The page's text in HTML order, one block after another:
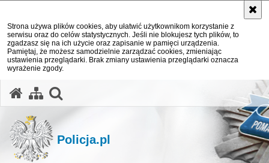
Strona używa plików cookies, aby ułatwić użytkownikom korzystanie z
serwisu oraz do celów statystycznych. Jeśli nie blokujesz tych plików, to
zgadzasz się na ich użycie oraz zapisanie w pamięci urządzenia.
Pamiętaj, że możesz samodzielnie zarządzać cookies, zmieniając
ustawienia przeglądarki. Brak zmiany ustawienia przeglądarki oznacza
wyrażenie zgody.
Policja.pl